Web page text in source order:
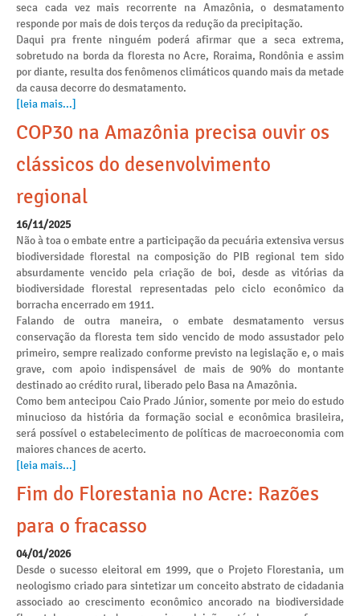
seca cada vez mais recorrente na Amazônia, o desmatamento
responde por mais de dois terços da redução da precipitação.
Daqui pra frente ninguém poderá afirmar que a seca extrema,
sobretudo na borda da floresta no Acre, Roraima, Rondônia e assim
por diante, resulta dos fenômenos climáticos quando mais da metade
da causa decorre do desmatamento.
[leia mais...]
COP30 na Amazônia precisa ouvir os
clássicos do desenvolvimento
regional
16/11/2025
Não à toa o embate entre a participação da pecuária extensiva versus
biodiversidade florestal na composição do PIB regional tem sido
absurdamente vencido pela criação de boi, desde as vitórias da
biodiversidade florestal representadas pelo ciclo econômico da
borracha encerrado em 1911.
Falando de outra maneira, o embate desmatamento versus
conservação da floresta tem sido vencido de modo assustador pelo
primeiro, sempre realizado conforme previsto na legislação e, o mais
grave, com apoio indispensável de mais de 90% do montante
destinado ao crédito rural, liberado pelo Basa na Amazônia.
Como bem antecipou Caio Prado Júnior, somente por meio do estudo
minucioso da história da formação social e econômica brasileira,
será possível o estabelecimento de políticas de macroeconomia com
maiores chances de acerto.
[leia mais...]
Fim do Florestania no Acre: Razões
para o fracasso
04/01/2026
Desde o sucesso eleitoral em 1999, que o Projeto Florestania, um
neologismo criado para sintetizar um conceito abstrato de cidadania
associado ao crescimento econômico ancorado na biodiversidade